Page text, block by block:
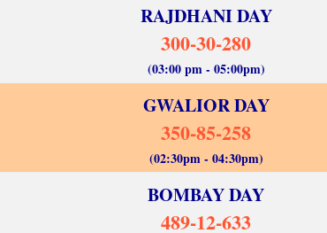
RAJDHANI DAY
300-30-280
(03:00 pm - 05:00pm)
GWALIOR DAY
350-85-258
(02:30pm - 04:30pm)
BOMBAY DAY
489-12-633